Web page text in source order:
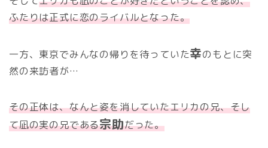
ふたりは正式に恋のライバルとなった。
一方、東京でみんなの帰りを待っていた幸のもとに突
然の来訪者が…
その正体は、なんと姿を消していたエリカの兄、そし
て凪の実の兄である宗助だった。